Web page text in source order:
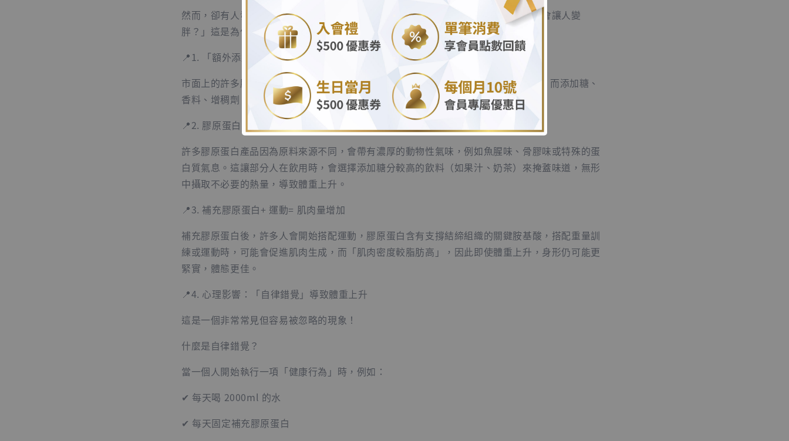
.
然而，卻有人發現，開始喝膠原蛋白後體重悄悄上升，甚至懷疑：「膠原蛋白是不是會讓人變
胖？」這是為什麼呢?
📍1. 「額外添加糖分」
市面上的許多膠原蛋白產品，特別是 即飲型膠原飲 或 膠原果凍，常為了改善適口性，而添加糖、
香料、增稠劑，這些額外成分可能才是發胖的真正元兇！
📍2. 膠原蛋白的「加料陷阱」
許多膠原蛋白產品因為原料來源不同，會帶有濃厚的動物性氣味，例如魚腥味、骨膠味或特殊的蛋
白質氣息。這讓部分人在飲用時，會選擇添加糖分較高的飲料（如果汁、奶茶）來掩蓋味道，無形
中攝取不必要的熱量，導致體重上升。
📍3. 補充膠原蛋白+ 運動= 肌肉量增加
補充膠原蛋白後，許多人會開始搭配運動，膠原蛋白含有支撐結締組織的關鍵胺基酸，搭配重量訓
練或運動時，可能會促進肌肉生成，而「肌肉密度較脂肪高」，因此即使體重上升，身形仍可能更
緊實，體態更佳。
📍4. 心理影響：「自律錯覺」導致體重上升
這是一個非常常見但容易被忽略的現象！
什麼是自律錯覺？
當一個人開始執行一項「健康行為」時，例如：
✔ 每天喝 2000ml 的水
✔ 每天固定補充膠原蛋白